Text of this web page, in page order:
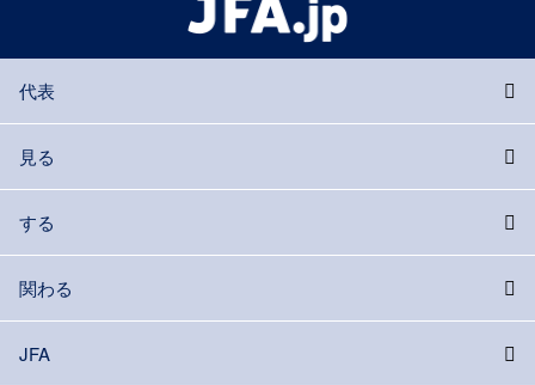
代表
見る
する
関わる
JFA